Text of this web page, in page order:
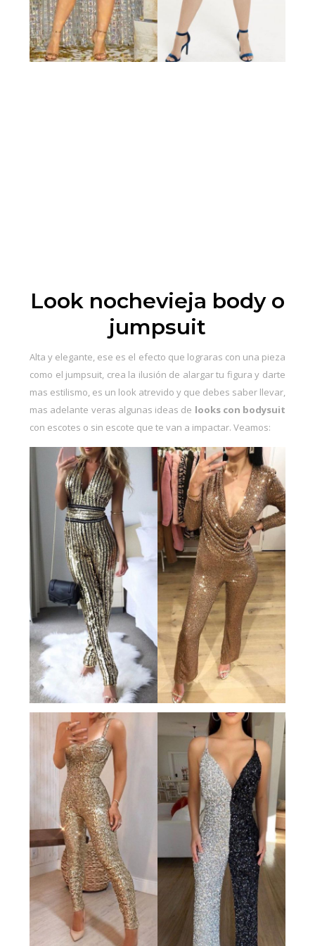
Look nochevieja body o
jumpsuit
Alta y elegante, ese es el efecto que lograras con una pieza
como el jumpsuit, crea la ilusión de alargar tu figura y darte
mas estilismo, es un look atrevido y que debes saber llevar,
mas adelante veras algunas ideas de looks con bodysuit
con escotes o sin escote que te van a impactar. Veamos: